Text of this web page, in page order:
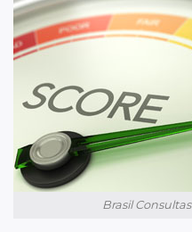
Brasil Consultas